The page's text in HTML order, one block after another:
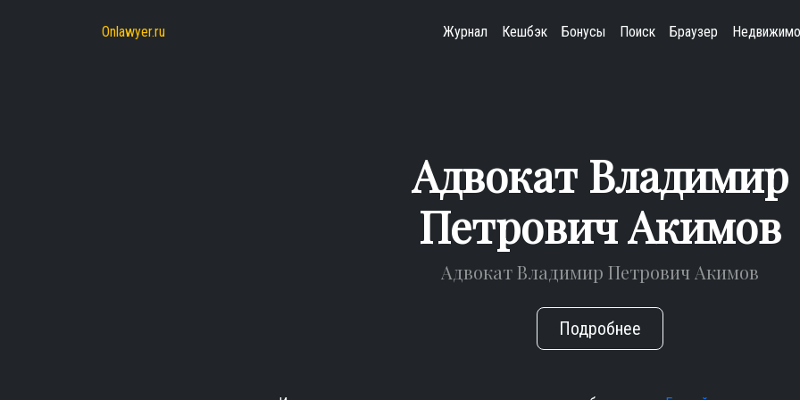
Onlawyer.ru Журнал Кешбэк Бонусы Поиск Браузер
Адвокат Владимир
Петрович Акимов
Адвокат Владимир Петрович Акимов
Подробнее